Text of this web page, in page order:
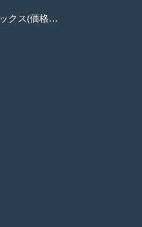
ヒートボックス(価格なし)